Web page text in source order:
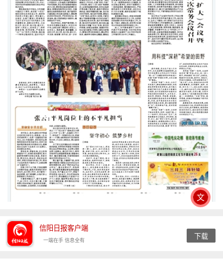
信阳日报客户端
一端在手 信息全有 下载
文